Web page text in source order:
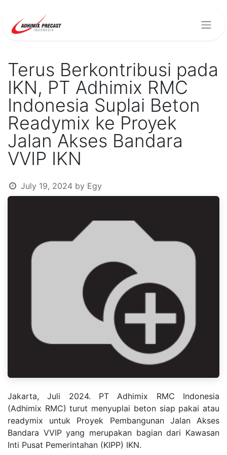
Terus Berkontribusi pada
IKN, PT Adhimix RMC
Indonesia Suplai Beton
Readymix ke Proyek
Jalan Akses Bandara
VVIP IKN
July 19, 2024 by Egy
Jakarta, Juli 2024. PT Adhimix RMC Indonesia
(Adhimix RMC) turut menyuplai beton siap pakai atau
readymix untuk Proyek Pembangunan Jalan Akses
Bandara VVIP yang merupakan bagian dari Kawasan
Inti Pusat Pemerintahan (KIPP) IKN.